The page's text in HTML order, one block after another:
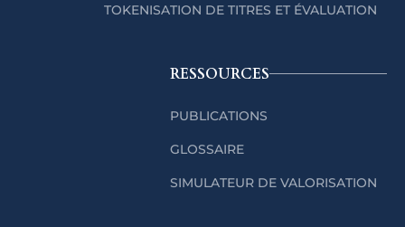
TOKENISATION DE TITRES ET ÉVALUATION
RESSOURCES
PUBLICATIONS
GLOSSAIRE
SIMULATEUR DE VALORISATION